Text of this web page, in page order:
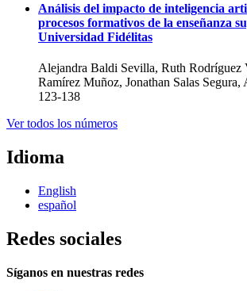
Análisis del impacto de inteligencia
procesos formativos de la enseñanza
Universidad Fidélitas
Alejandra Baldi Sevilla, Ruth
Ramírez Muñoz, Jonathan Salas
123-138
Ver todos los números
Idioma
English
español
Redes sociales
Síganos en nuestras redes